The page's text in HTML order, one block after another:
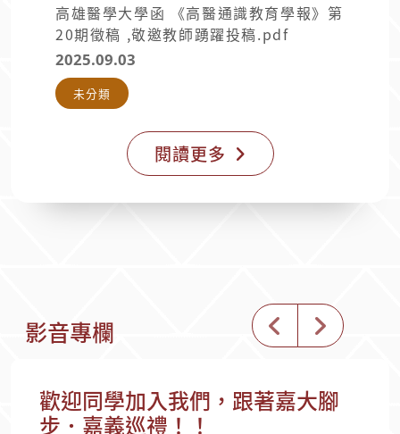
高雄醫學大學函 《高醫通識教育學報》第
20期徵稿 ,敬邀教師踴躍投稿.pdf
2025.09.03
未分類
閱讀更多
影音專欄
歡迎同學加入我們，跟著嘉大腳
步．嘉義巡禮！！